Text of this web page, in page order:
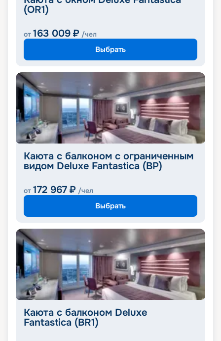
(OR1)
от 163 009 ₽ /чел
Выбрать
Каюта с балконом с ограниченным
видом Deluxe Fantastica (BP)
от 172 967 ₽ /чел
Выбрать
Каюта с балконом Deluxe
Fantastica (BR1)